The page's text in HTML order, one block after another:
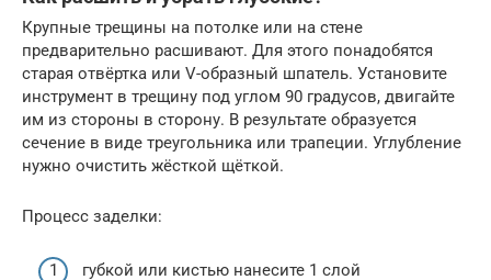
Крупные трещины на потолке или на стене
предварительно расшивают. Для этого понадобятся
старая отвёртка или V-образный шпатель. Установите
инструмент в трещину под углом 90 градусов, двигайте
им из стороны в сторону. В результате образуется
сечение в виде треугольника или трапеции. Углубление
нужно очистить жёсткой щёткой.
Процесс заделки:
губкой или кистью нанесите 1 слой